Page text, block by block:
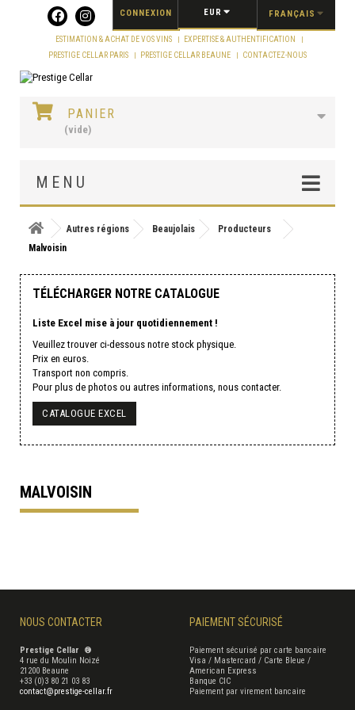
FRANÇAIS
EUR
CONNEXION
ESTIMATION & ACHAT DE VOS VINS
EXPERTISE & AUTHENTIFICATION
PRESTIGE CELLAR PARIS
PRESTIGE CELLAR BEAUNE CONTACTEZ-NOUS
PANIER
(vide)
MENU
Autres régions Beaujolais
Producteurs
Malvoisin
TÉLÉCHARGER NOTRE CATALOGUE
Liste Excel mise à jour quotidiennement !
Veuillez trouver ci-dessous notre stock physique.
Prix en euros.
Transport non compris.
Pour plus de photos ou autres informations, nous contacter.
CATALOGUE EXCEL
MALVOISIN
NOUS CONTACTER
Prestige Cellar ®
4 rue du Moulin Noizé
21200 Beaune
+33 (0)3 80 21 03 83
contact@prestige-cellar.fr
PAIEMENT SÉCURISÉ
Paiement sécurisé par carte bancaire
Visa / Mastercard / Carte Bleue /
American Express
Banque CIC
Paiement par virement bancaire
Panneau de gestion des cookies